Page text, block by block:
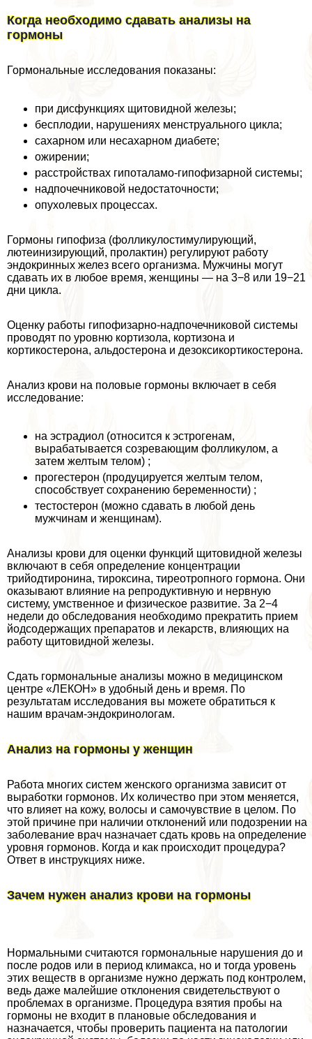
Когда необходимо сдавать анализы на
гормоны
Гормональные исследования показаны:
при дисфункциях щитовидной железы;
бесплодии, нарушениях мeнcтpуального цикла;
сахарном или несахарном диабете;
ожирении;
расстройствах гипоталамо-гипофизарной системы;
надпочечниковой недостаточности;
опухолевых процессах.
Гормоны гипофиза (фолликулостимулирующий,
лютеинизирующий, пролактин) регулируют работу
эндокринных желез всего организма. Мужчины могут
сдавать их в любое время, женщины — на 3−8 или 19−21
дни цикла.
Оценку работы гипофизарно-надпочечниковой системы
проводят по уровню кортизола, кортизона и
кортикостерона, альдостерона и дезоксикортикостерона.
Анализ крови на пoлoвые гормоны включает в себя
исследование:
на эстрадиол (относится к эстрогенам,
выpaбатывается созревающим фолликулом, а
затем желтым телом) ;
прогестерон (продуцируется желтым телом,
способствует сохранению беременности) ;
тестостерон (можно сдавать в любой день
мужчинам и женщинам).
Анализы крови для оценки функций щитовидной железы
включают в себя определение концентрации
трийодтиронина, тироксина, тиреотропного гормона. Они
оказывают влияние на репродуктивную и нервную
систему, умственное и физическое развитие. За 2−4
недели до обследования необходимо прекратить прием
йодсодержащих препаратов и лекарств, влияющих на
работу щитовидной железы.
Сдать гормональные анализы можно в медицинском
центре «ЛЕКОН» в удобный день и время. По
результатам исследования вы можете обратиться к
нашим врачам-эндокринологам.
Анализ на гормоны у женщин
Работа многих систем женского организма зависит от
выработки гормонов. Их количество при этом меняется,
что влияет на кожу, волосы и самочувствие в целом. По
этой причине при наличии отклонений или подозрении на
заболевание врач назначает сдать кровь на определение
уровня гормонов. Когда и как происходит процедypa?
Ответ в инструкциях ниже.
Зачем нужен анализ крови на гормоны
Нормальными считаются гормональные нарушения до и
после родов или в период климaкcа, но и тогда уровень
этих веществ в организме нужно держать под контролем,
ведь даже малейшие отклонения свидетельствуют о
проблемах в организме. Процедypa взятия пробы на
гормоны не входит в плановые обследования и
назначается, чтобы проверить пациента на патологии